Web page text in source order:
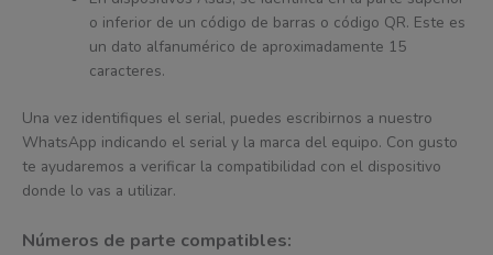
o inferior de un código de barras o código QR. Este es
un dato alfanumérico de aproximadamente 15
caracteres.
Una vez identifiques el serial, puedes escribirnos a nuestro
WhatsApp indicando el serial y la marca del equipo. Con gusto
te ayudaremos a verificar la compatibilidad con el dispositivo
donde lo vas a utilizar.
Números de parte compatibles: